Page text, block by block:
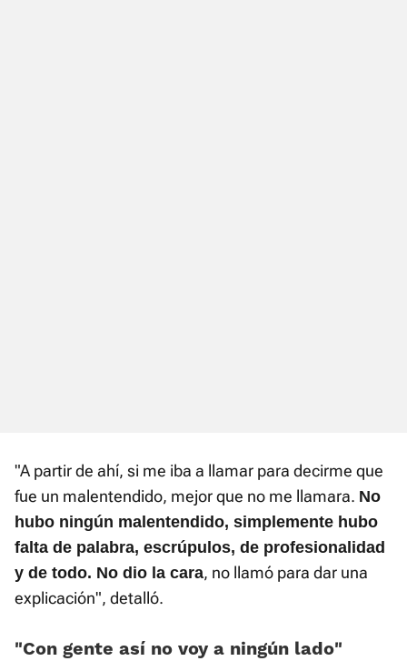
"A partir de ahí, si me iba a llamar para decirme que
fue un malentendido, mejor que no me llamara. No
hubo ningún malentendido, simplemente hubo
falta de palabra, escrúpulos, de profesionalidad
y de todo. No dio la cara, no llamó para dar una
explicación", detalló.
«Con gente así no voy a ningún lado»